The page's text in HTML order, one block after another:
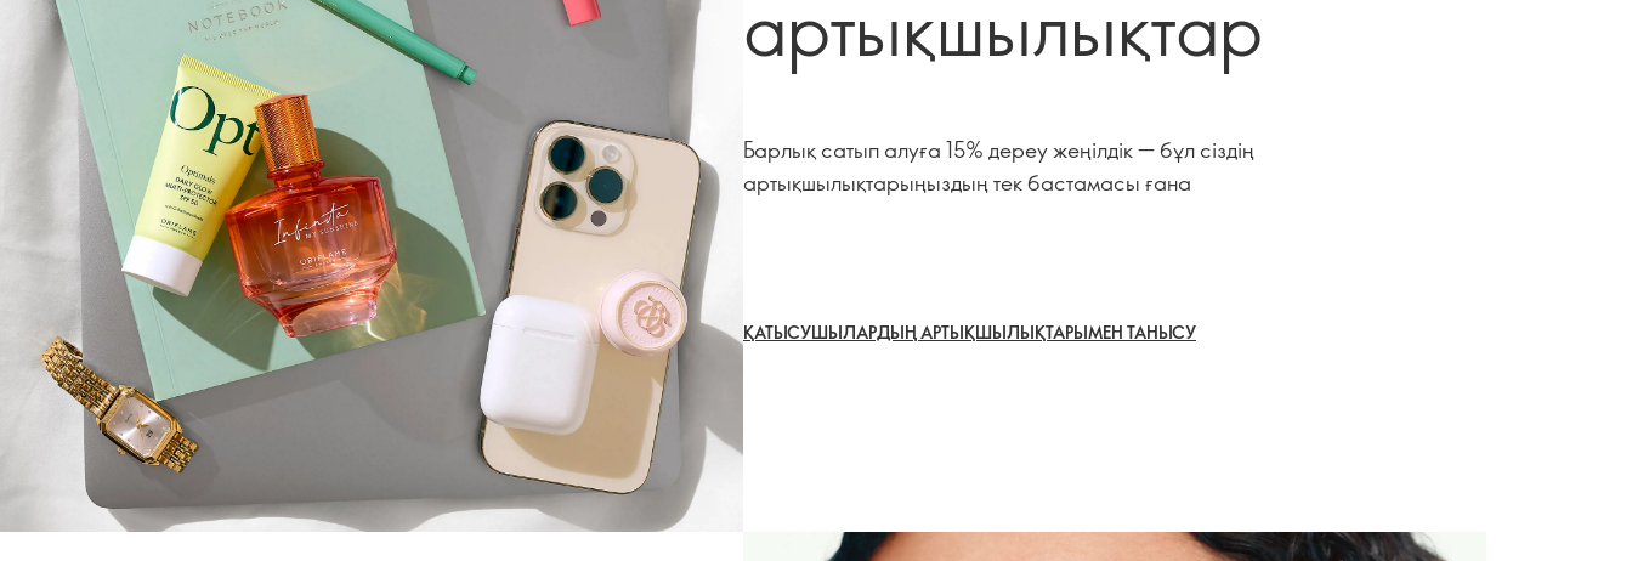
артықшылықтар
Барлық сатып алуға 15% дереу жеңілдік — бұл сіздің
артықшылықтарыңыздың тек бастамасы ғана
ҚАТЫСУШЫЛАРДЫҢ АРТЫҚШЫЛЫҚТАРЫМЕН ТАНЫСУ